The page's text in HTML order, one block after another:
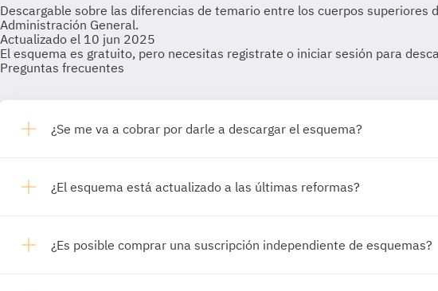
Descargable sobre las diferencias de temario entre los cuerpos
Administración General.
Actualizado el 10 jun 2025
El esquema es gratuito, pero necesitas registrate o iniciar sesión para
Preguntas frecuentes
¿Se me va a cobrar por darle a descargar el esquema?
¿El esquema está actualizado a las últimas reformas?
¿Es posible comprar una suscripción independiente de esquemas?